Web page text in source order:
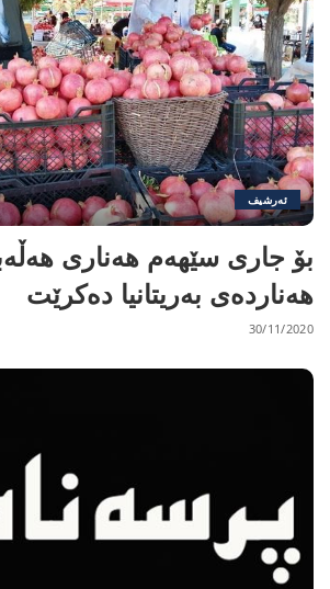
ئەرشیف
بۆ جاری سێهه‌م ھەناری
ھەناردەی بەریتانیا دەکرێت
30/11/2020